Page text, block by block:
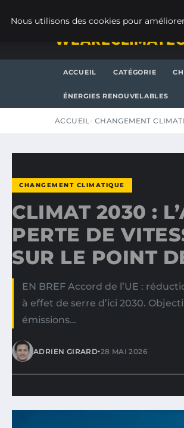
ACCUEIL CATÉGORIE
ÉNERGIES RENOUVELABLES
ACCUEIL CHANGEMENT
CHANGEMENT CLIMATIQUE
CLIMAT 2030 :
PERTE DE
SUR LE POINT
EN BREF Accord de l’UE :
à effet de serre d’ici 2030.
émissions…
ADRIEN GIRARD•28 MAI 2026
Nous utilisons des cookies pour